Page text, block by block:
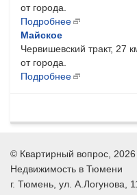
от города.
Подробнее
Майское
Червишевский тракт, 27
от города.
Подробнее
© Квартирный вопрос , 2026
Недвижимость в Тюмени
г. Тюмень , ул. А.Логунова,